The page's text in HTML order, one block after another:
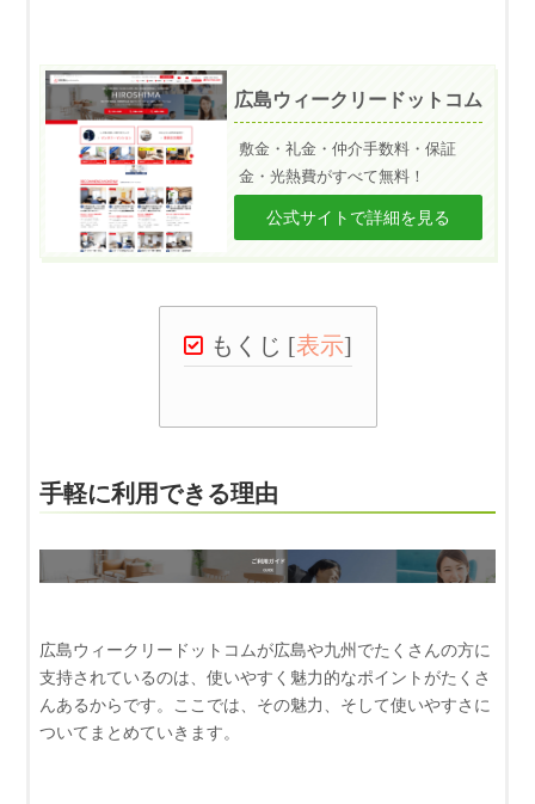
広島ウィークリードットコム
敷金・礼金・仲介手数料・保証
金・光熱費がすべて無料！
公式サイトで詳細を見る
もくじ [表示]
手軽に利用できる理由
広島ウィークリードットコムが広島や九州でたくさんの方に
支持されているのは、使いやすく魅力的なポイントがたくさ
んあるからです。ここでは、その魅力、そして使いやすさに
ついてまとめていきます。